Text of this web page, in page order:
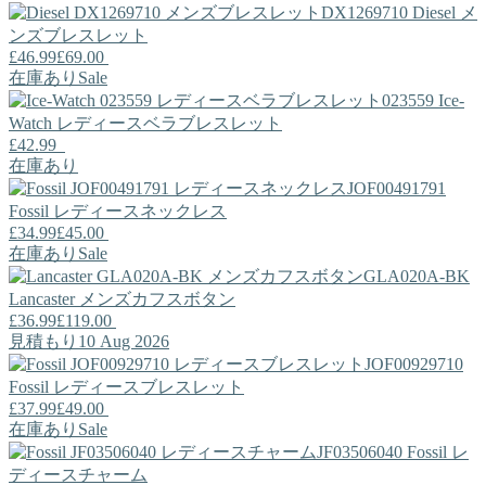
DX1269710 Diesel メ
ンズブレスレット
£46.99£69.00
在庫あり Sale
023559 Ice-
Watch レディースベラブレスレット
£42.99
在庫あり
JOF00491791
Fossil レディースネックレス
£34.99£45.00
在庫あり Sale
GLA020A-BK
Lancasterメンズカフスボタン
£36.99£119.00
見積もり10 Aug 2026
JOF00929710
Fossil レディースブレスレット
£37.99£49.00
在庫あり Sale
JF03506040 Fossil レ
ディースチャーム